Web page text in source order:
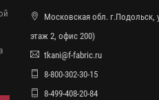
Московская обл.
этаж 2, офис 200)
tkani@f-fabric.ru
8-800-302-30-15
8-499-408-20-84